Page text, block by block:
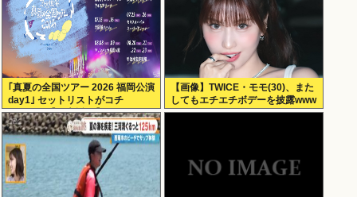
｢真夏の全国ツアー 2026 福岡公演
day1｣ セットリストがコチ
ラ！！！【乃木坂46】
【画像】TWICE・モモ(30)、また
してもエチエチボデーを披露www